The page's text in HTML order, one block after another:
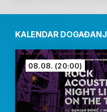
KALENDAR
08.08. (20:00)